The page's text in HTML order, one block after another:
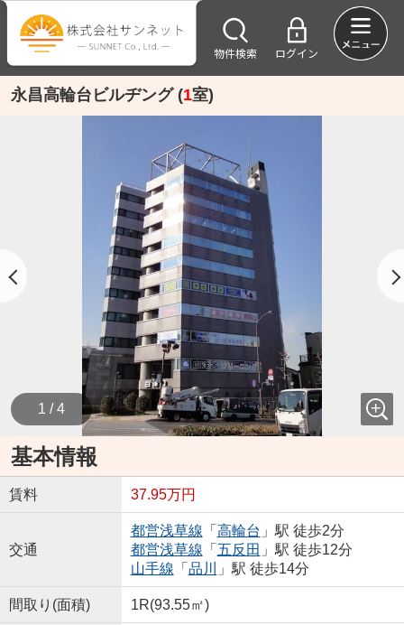
物件検索 ログイン
永昌高輪台ビルヂング (1室)
1 / 4
基本情報
賃料 37.95万円
交通
都営浅草線 「 高輪台 」駅 徒歩2分
都営浅草線 「 五反田 」駅 徒歩12分
山手線 「 品川 」駅 徒歩14分
間取り(面積) 1R(93.55㎡)